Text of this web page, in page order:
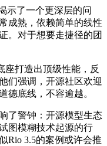
示了一个更深层的问
成熟，依赖简单的线性
。对于想要走捷径的团
座打造出顶级性能，反
们强调，开源社区欢迎
德底线，不容逾越。
了警钟：开源模型生态
图模糊技术起源的行
Rio 3.5的案例或许会推